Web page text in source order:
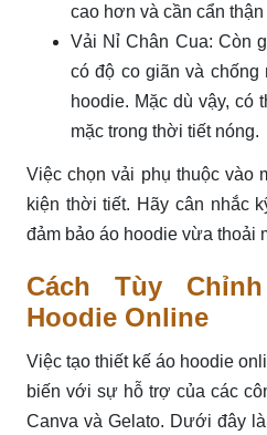
cao hơn và cần cẩn
Vải Nỉ Chân Cua: Còn
có độ co giãn và chống
hoodie. Mặc dù vậy, có
mặc trong thời tiết nóng.
Việc chọn vải phụ thuộc vào
kiện thời tiết. Hãy cân nhắc
đảm bảo áo hoodie vừa thoải
Cách Tùy
Hoodie Online
Việc tạo thiết kế áo hoodie
biến với sự hỗ trợ của các
Canva và Gelato. Dưới đây